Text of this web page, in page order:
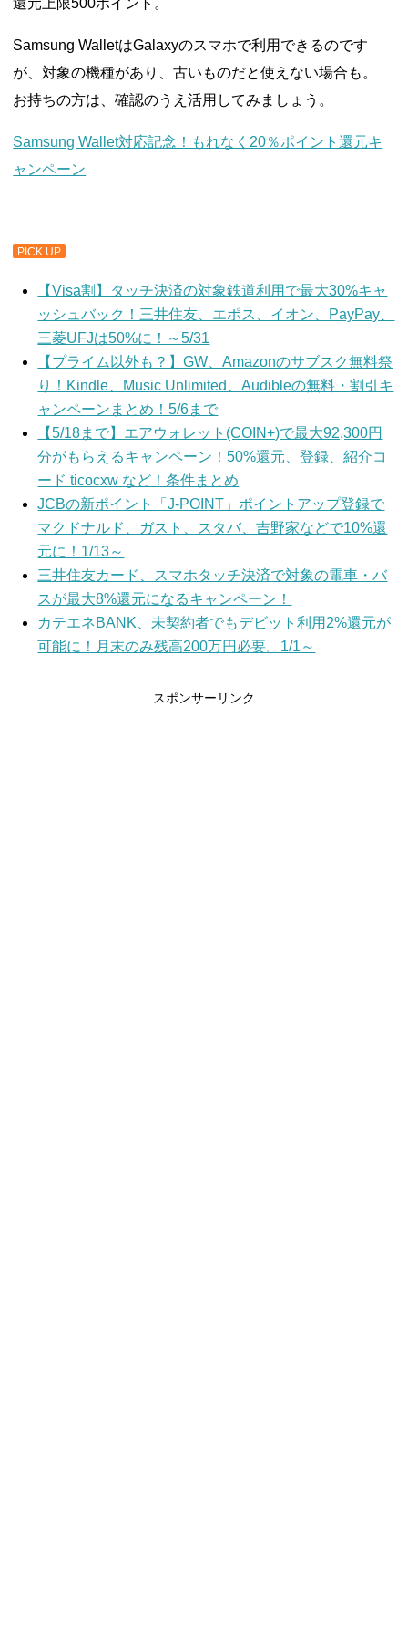
Samsung WalletはGalaxyのスマホで利用できるのです
が、対象の機種があり、古いものだと使えない場合も。
お持ちの方は、確認のうえ活用してみましょう。
Samsung Wallet対応記念！もれなく20％ポイント還元キ
ャンペーン
PICK UP
【Visa割】タッチ決済の対象鉄道利用で最大30%キャ
ッシュバック！三井住友、エポス、イオン、PayPay、
三菱UFJは50%に！～5/31
【プライム以外も？】GW、Amazonのサブスク無料祭
り！Kindle、Music Unlimited、Audibleの無料・割引キ
ャンペーンまとめ！5/6まで
【5/18まで】エアウォレット(COIN+)で最大92,300円
分がもらえるキャンペーン！50%還元、登録、紹介コ
ード ticocxw など！条件まとめ
JCBの新ポイント「J-POINT」ポイントアップ登録で
マクドナルド、ガスト、スタバ、吉野家などで10%還
元に！1/13～
三井住友カード、スマホタッチ決済で対象の電車・バ
スが最大8%還元になるキャンペーン！
カテエネBANK、未契約者でもデビット利用2%還元が
可能に！月末のみ残高200万円必要。1/1～
スポンサーリンク